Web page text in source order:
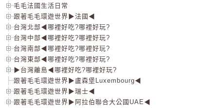
毛毛法國生活日常
跟著毛毛環遊世界▶法國◀
台灣北部◀哪裡好吃?哪裡好玩?
台灣中部◀哪裡好吃?哪裡好玩?
台灣南部◀哪裡好吃?哪裡好玩?
台灣東部◀哪裡好吃?哪裡好玩?
▶台灣離島◀哪裡好吃?哪裡好玩?
跟著毛毛環遊世界▶盧森堡Luxembourg◀
跟著毛毛環遊世界▶瑞士◀
跟著毛毛環遊世界▶阿拉伯聯合大公國UAE◀